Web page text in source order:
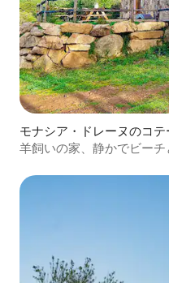
モナシア・ドレーヌのコテ
羊飼いの家、静かでビー